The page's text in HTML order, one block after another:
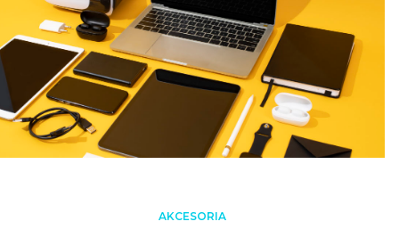
AKCESORIA